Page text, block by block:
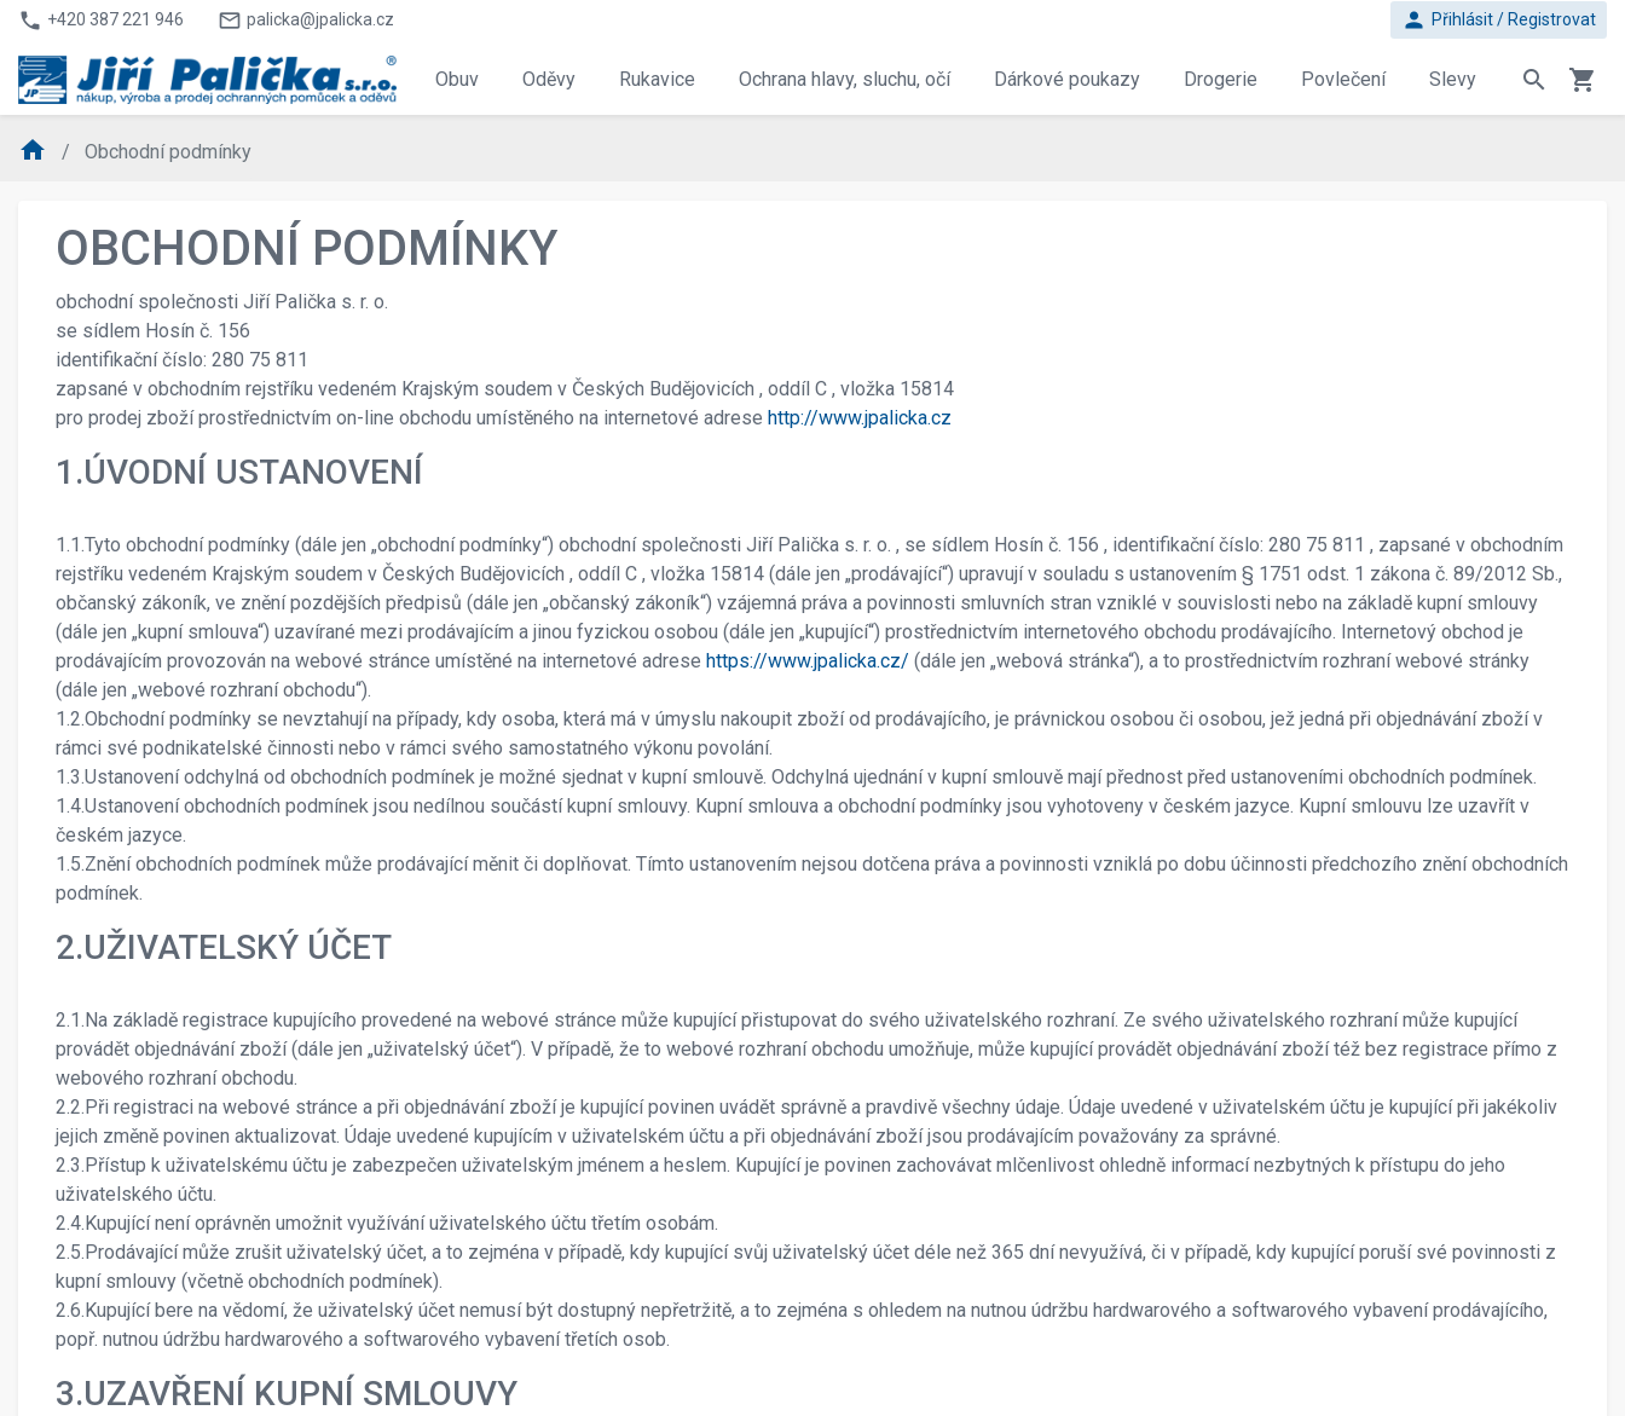
phone +420 387 221 946 mail_outline palicka@jpalicka.cz person Přihlásit / Registrovat
Obuv Oděvy Rukavice Ochrana hlavy, sluchu, očí Dárkové poukazy Drogerie Povlečení Slevy search shopping_cart
home Obchodní podmínky
OBCHODNÍ PODMÍNKY
obchodní společnosti Jiří Palička s. r. o.
se sídlem Hosín č. 156
identifikační číslo: 280 75 811
zapsané v obchodním rejstříku vedeném Krajským soudem v Českých Budějovicích , oddíl C , vložka 15814
pro prodej zboží prostřednictvím on-line obchodu umístěného na internetové adrese http://www.jpalicka.cz
1.ÚVODNÍ USTANOVENÍ
1.1.Tyto obchodní podmínky (dále jen „obchodní podmínky“) obchodní společnosti Jiří Palička s. r. o. , se sídlem Hosín č. 156 , identifikační číslo: 280 75 811 , zapsané v obchodním
rejstříku vedeném Krajským soudem v Českých Budějovicích , oddíl C , vložka 15814 (dále jen „prodávající“) upravují v souladu s ustanovením § 1751 odst. 1 zákona č. 89/2012 Sb.,
občanský zákoník, ve znění pozdějších předpisů (dále jen „občanský zákoník“) vzájemná práva a povinnosti smluvních stran vzniklé v souvislosti nebo na základě kupní smlouvy
(dále jen „kupní smlouva“) uzavírané mezi prodávajícím a jinou fyzickou osobou (dále jen „kupující“) prostřednictvím internetového obchodu prodávajícího. Internetový obchod je
prodávajícím provozován na webové stránce umístěné na internetové adrese https://www.jpalicka.cz/ (dále jen „webová stránka“), a to prostřednictvím rozhraní webové stránky
(dále jen „webové rozhraní obchodu“).
1.2.Obchodní podmínky se nevztahují na případy, kdy osoba, která má v úmyslu nakoupit zboží od prodávajícího, je právnickou osobou či osobou, jež jedná při objednávání zboží v
rámci své podnikatelské činnosti nebo v rámci svého samostatného výkonu povolání.
1.3.Ustanovení odchylná od obchodních podmínek je možné sjednat v kupní smlouvě. Odchylná ujednání v kupní smlouvě mají přednost před ustanoveními obchodních podmínek.
1.4.Ustanovení obchodních podmínek jsou nedílnou součástí kupní smlouvy. Kupní smlouva a obchodní podmínky jsou vyhotoveny v českém jazyce. Kupní smlouvu lze uzavřít v
českém jazyce.
1.5.Znění obchodních podmínek může prodávající měnit či doplňovat. Tímto ustanovením nejsou dotčena práva a povinnosti vzniklá po dobu účinnosti předchozího znění obchodních
podmínek.
2.UŽIVATELSKÝ ÚČET
2.1.Na základě registrace kupujícího provedené na webové stránce může kupující přistupovat do svého uživatelského rozhraní. Ze svého uživatelského rozhraní může kupující
provádět objednávání zboží (dále jen „uživatelský účet“). V případě, že to webové rozhraní obchodu umožňuje, může kupující provádět objednávání zboží též bez registrace přímo z
webového rozhraní obchodu.
2.2.Při registraci na webové stránce a při objednávání zboží je kupující povinen uvádět správně a pravdivě všechny údaje. Údaje uvedené v uživatelském účtu je kupující při jakékoliv
jejich změně povinen aktualizovat. Údaje uvedené kupujícím v uživatelském účtu a při objednávání zboží jsou prodávajícím považovány za správné.
2.3.Přístup k uživatelskému účtu je zabezpečen uživatelským jménem a heslem. Kupující je povinen zachovávat mlčenlivost ohledně informací nezbytných k přístupu do jeho
uživatelského účtu.
2.4.Kupující není oprávněn umožnit využívání uživatelského účtu třetím osobám.
2.5.Prodávající může zrušit uživatelský účet, a to zejména v případě, kdy kupující svůj uživatelský účet déle než 365 dní nevyužívá, či v případě, kdy kupující poruší své povinnosti z
kupní smlouvy (včetně obchodních podmínek).
2.6.Kupující bere na vědomí, že uživatelský účet nemusí být dostupný nepřetržitě, a to zejména s ohledem na nutnou údržbu hardwarového a softwarového vybavení prodávajícího,
popř. nutnou údržbu hardwarového a softwarového vybavení třetích osob.
3.UZAVŘENÍ KUPNÍ SMLOUVY